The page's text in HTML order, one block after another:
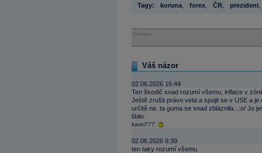
Tagy: koruna forex ČR prezident
Reklama
Váš názor
02.06.2026 16:44
Ten škodič snad rozumí všemu, inflace v
Ještě zrušit právo veta a spojit se v USE a
určitě ne. ta guma se snad zbláznila...:o/ Jo
líbilo.
karel777
02.06.2026 9:39
ten taky rozumí všemu